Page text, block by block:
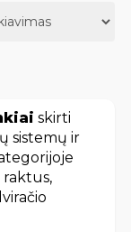
skirti
sistemų ir
raktus,